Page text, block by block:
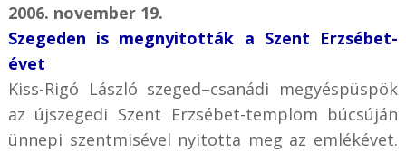
2006. november 19.
Szegeden is megnyitották a Szent Erzsébet-
évet
Kiss-Rigó László szeged–csanádi megyéspüspök
az újszegedi Szent Erzsébet-templom búcsúján
ünnepi szentmisével nyitotta meg az emlékévet.